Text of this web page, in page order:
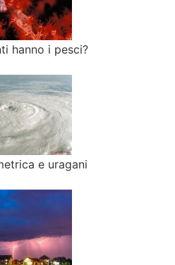
hanno i pesci?
e uragani